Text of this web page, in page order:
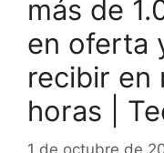
más de
en oferta
recibir en
horas |
1 de octubre de